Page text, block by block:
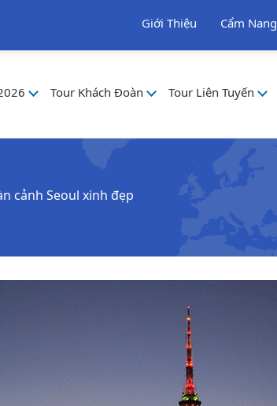
Giới Thiệu Cẩm Nang
Tour Khách Đoàn Tour Liên Tuyến
cảnh Seoul xinh đẹp